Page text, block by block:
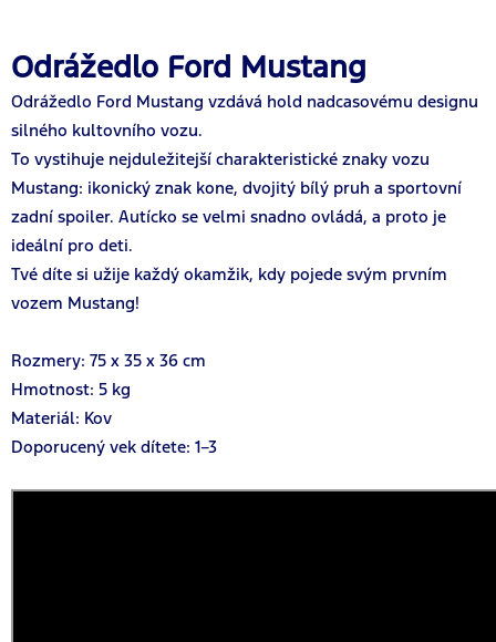
Odrážedlo Ford Mustang
Odrážedlo Ford Mustang vzdává hold nadcasovému designu
silného kultovního vozu.
To vystihuje nejduležitejší charakteristické znaky vozu
Mustang: ikonický znak kone, dvojitý bílý pruh a sportovní
zadní spoiler. Autícko se velmi snadno ovládá, a proto je
ideální pro deti.
Tvé díte si užije každý okamžik, kdy pojede svým prvním
vozem Mustang!
Rozmery: 75 x 35 x 36 cm
Hmotnost: 5 kg
Materiál: Kov
Doporucený vek dítete: 1–3